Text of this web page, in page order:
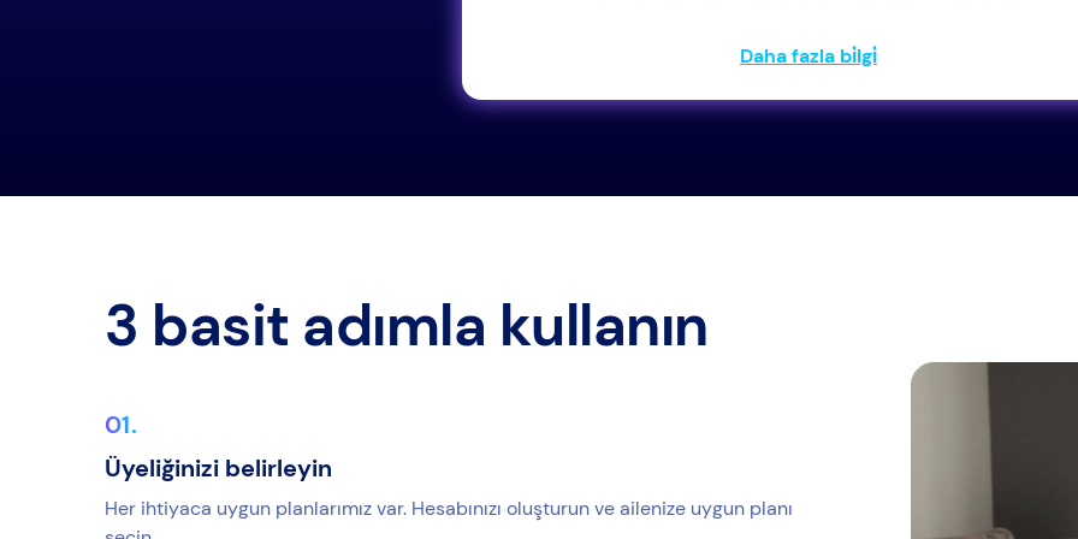
Daha fazla bi̇lgi̇
3 basit adımla kullanın
Üyeliğinizi belirleyin
Her ihtiyaca uygun planlarımız var. Hesabınızı oluşturun ve ailenize uygun planı